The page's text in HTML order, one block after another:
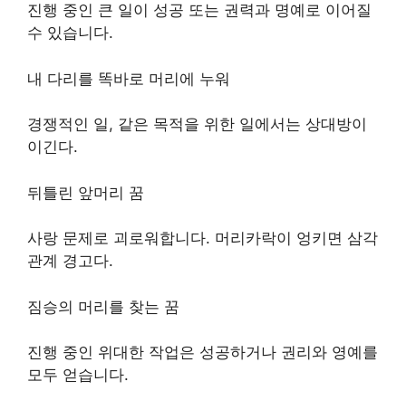
진행 중인 큰 일이 성공 또는 권력과 명예로 이어질
수 있습니다.
내 다리를 똑바로 머리에 누워
경쟁적인 일, 같은 목적을 위한 일에서는 상대방이
이긴다.
뒤틀린 앞머리 꿈
사랑 문제로 괴로워합니다. 머리카락이 엉키면 삼각
관계 경고다.
짐승의 머리를 찾는 꿈
진행 중인 위대한 작업은 성공하거나 권리와 영예를
모두 얻습니다.